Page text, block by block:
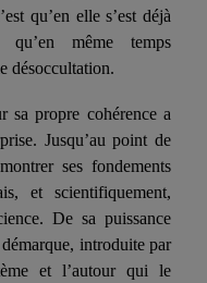
qu’en elle s’est déjà
même temps
désoccultation.
sa propre cohérence a
Jusqu’au point de
ses fondements
et scientifiquement,
De sa puissance
introduite par
et l’autour qui le